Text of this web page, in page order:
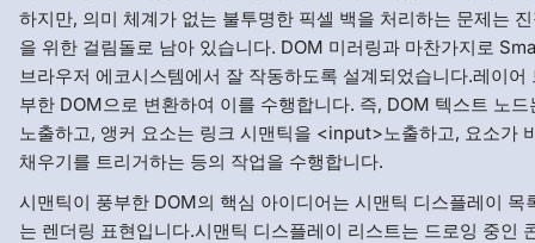
하지만, 의미 체계가 없는 불투명한 픽셀 백을 처리하는 문제는
을 위한 걸림돌로 남아 있습니다. DOM 미러링과 마찬가지로
브라우저 에코시스템에서 잘 작동하도록 설계되었습니다.레이어
부한 DOM으로 변환하여 이를 수행합니다. 즉, DOM 텍스트 노
노출하고, 앵커 요소는 링크 시맨틱을 <input>노출하고, 요소가
채우기를 트리거하는 등의 작업을 수행합니다.
시맨틱이 풍부한 DOM의 핵심 아이디어는 시맨틱 디스플레이 목
는 렌더링 표현입니다.시맨틱 디스플레이 리스트는 드로잉 중인